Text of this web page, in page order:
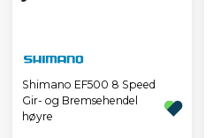
Shimano EF500 8 Speed
Gir- og Bremsehendel
høyre